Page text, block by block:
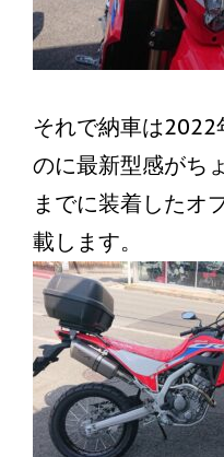
それで納車は2022
のに最新型感がち
までに装着したオ
載します。